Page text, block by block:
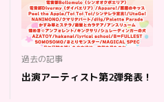
過去の記事
出演アーティスト第2弾発表！